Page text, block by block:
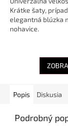
Krátke šaty,
elegantná blúzka
nohavice.
Popis Diskusia
Podrobný